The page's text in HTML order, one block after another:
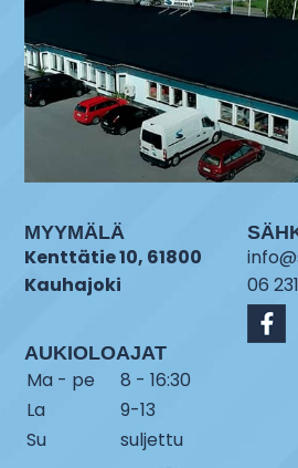
MYYMÄLÄ
Kenttätie 10, 61800
Kauhajoki
AUKIOLOAJAT
Ma - pe
8 - 16:30
La
9-13
Su
suljettu
06